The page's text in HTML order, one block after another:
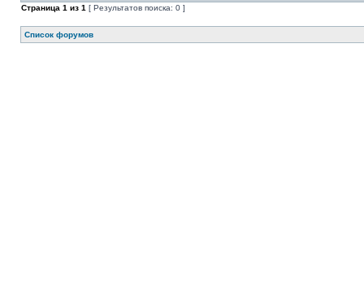
Страница 1 из 1 [ Результатов поиска: 0 ]
Список форумов